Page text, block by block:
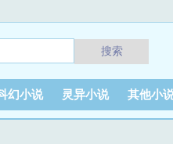
搜索
幻小说 灵异小说 其他小